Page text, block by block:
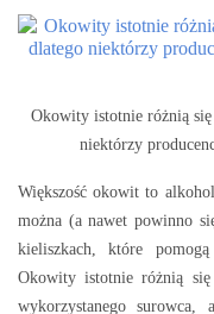
Okowity istotnie różnią
niektórzy
Większość okowit to
można (a nawet powinno
kieliszkach, które
Okowity istotnie różnią się
wykorzystanego surowca,